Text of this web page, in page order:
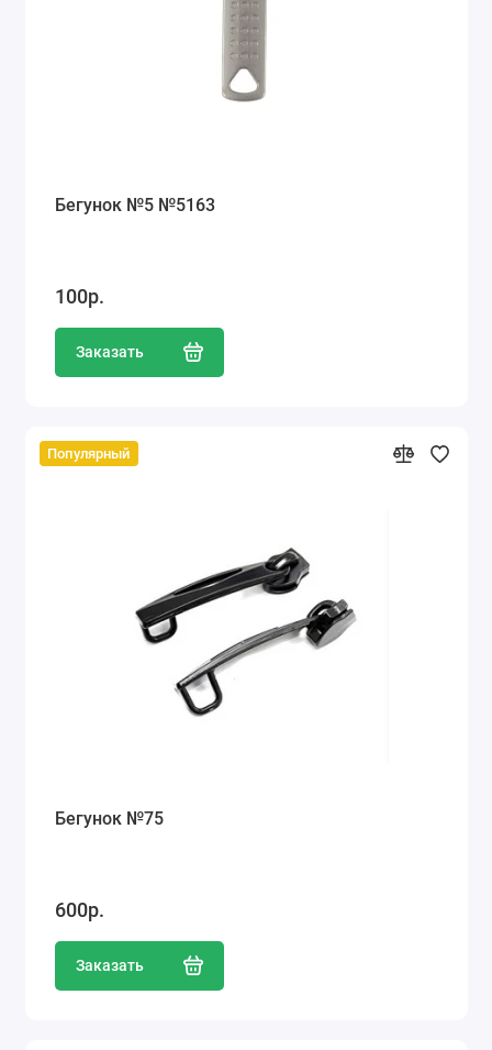
Ремонт мелкой бытовой техники
Ремонт компьютеров
Гравировка
Макеты для печати на кружках
Бегунок №5 №5163
100р.
Заказать
Популярный
Бегунок №75
600р.
Заказать